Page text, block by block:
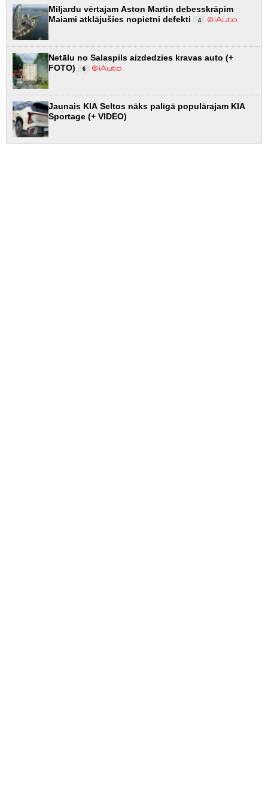
Miljardu vērtajam Aston Martin debesskrāpim
Maiami atklājušies nopietni defekti
4
Netālu no Salaspils aizdedzies kravas auto (+
FOTO)
6
Jaunais KIA Seltos nāks palīgā populārajam KIA
Sportage (+ VIDEO)